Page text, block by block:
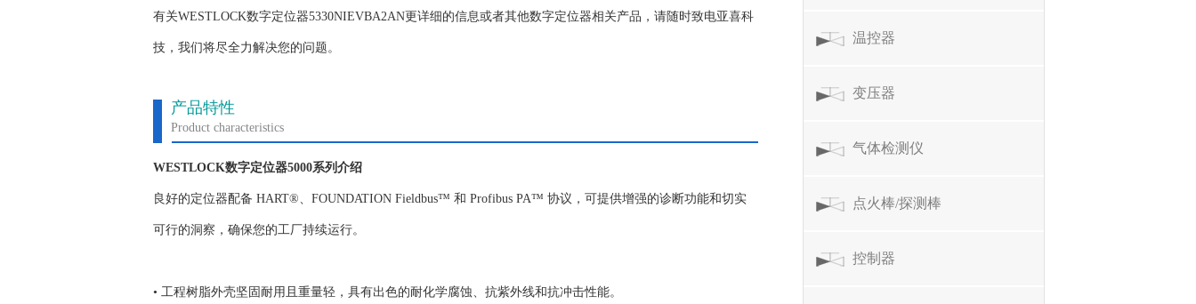
有关WESTLOCK数字定位器5330NIEVBA2AN更详细的信息或者其他数字定位器相关产品，请随时致电亚喜科
技，我们将尽全力解决您的问题。
产品特性
Product characteristics
WESTLOCK数字定位器5000系列介绍
良好的定位器配备 HART®、FOUNDATION Fieldbus™ 和 Profibus PA™ 协议，可提供增强的诊断功能和切实
可行的洞察，确保您的工厂持续运行。
• 工程树脂外壳坚固耐用且重量轻，具有出色的耐化学腐蚀、抗紫外线和抗冲击性能。
温控器
变压器
气体检测仪
点火棒/探测棒
控制器